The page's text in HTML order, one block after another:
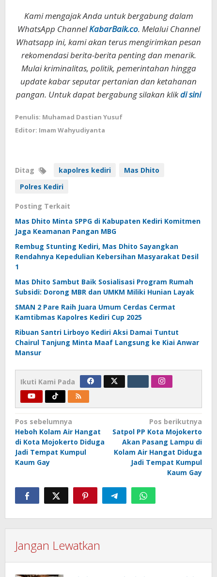
Kami mengajak Anda untuk bergabung dalam
WhatsApp ChannelKabarBaik.co. Melalui Channel
Whatsapp ini, kami akan terus mengirimkan pesan
rekomendasi berita-berita penting dan menarik.
Mulai kriminalitas, politik, pemerintahan hingga
update kabar seputar pertanian dan ketahanan
pangan. Untuk dapat bergabung silakan klikdi sini
Penulis: Muhamad Dastian Yusuf
Editor: Imam Wahyudiyanta
Ditag kapolres kediri
Mas Dhito
Polres Kediri
Posting Terkait
Mas Dhito Minta SPPG di Kabupaten Kediri Komitmen
Jaga Keamanan Pangan MBG
Rembug Stunting Kediri, Mas Dhito Sayangkan
Rendahnya Kepedulian Kebersihan Masyarakat Desil
1
Mas Dhito Sambut Baik Sosialisasi Program Rumah
Subsidi: Dorong MBR dan UMKM Miliki Hunian Layak
SMAN 2 Pare Raih Juara Umum Cerdas Cermat
Kamtibmas Kapolres Kediri Cup 2025
Ribuan Santri Lirboyo Kediri Aksi Damai Tuntut
Chairul Tanjung Minta Maaf Langsung ke Kiai Anwar
Mansur
Ikuti Kami Pada
Navigasi
pos
Pos sebelumnya
Heboh Kolam Air Hangat
di Kota Mojokerto Diduga
Jadi Tempat Kumpul
Kaum Gay
Pos berikutnya
Satpol PP Kota Mojokerto
Akan Pasang Lampu di
Kolam Air Hangat Diduga
Jadi Tempat Kumpul
Kaum Gay
Jangan Lewatkan